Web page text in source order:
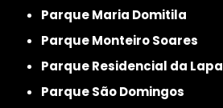
Parque Maria Domitila
Parque Monteiro Soares
Parque Residencial da Lapa
Parque São Domingos